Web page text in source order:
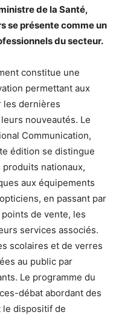
de la Santé,
se présente comme un
du secteur.
constitue une
permettant aux
les dernières
nouveautés. Le
Communication,
édition se distingue
nationaux,
aux équipements
en passant par
points de vente, les
services associés.
scolaires et de verres
au public par
Le programme du
débat abordant des
le dispositif de